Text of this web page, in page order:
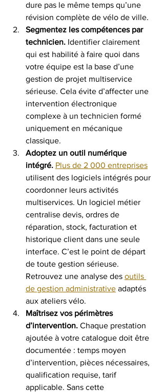
dure pas le même temps qu’une
révision complète de vélo de ville.
Segmentez les compétences par
technicien. Identifier clairement
qui est habilité à faire quoi dans
votre équipe est la base d’une
gestion de projet multiservice
sérieuse. Cela évite d’affecter une
intervention électronique
complexe à un technicien formé
uniquement en mécanique
classique.
Adoptez un outil numérique
intégré. Plus de 2 000 entreprises
utilisent des logiciels intégrés pour
coordonner leurs activités
multiservices. Un logiciel métier
centralise devis, ordres de
réparation, stock, facturation et
historique client dans une seule
interface. C’est le point de départ
de toute gestion sérieuse.
Retrouvez une analyse des outils
de gestion administrative adaptés
aux ateliers vélo.
Maîtrisez vos périmètres
d’intervention. Chaque prestation
ajoutée à votre catalogue doit être
documentée : temps moyen
d’intervention, pièces nécessaires,
qualification requise, tarif
applicable. Sans cette